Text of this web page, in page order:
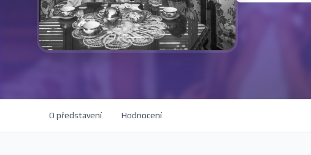
O představení Hodnocení